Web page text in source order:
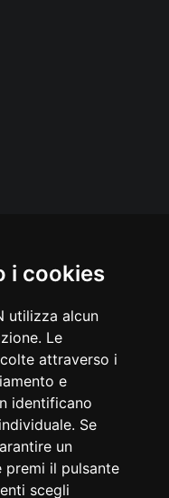
i cookies
utilizza alcun
Le
attraverso i
e
identificano
Se
un
premi il pulsante
scegli